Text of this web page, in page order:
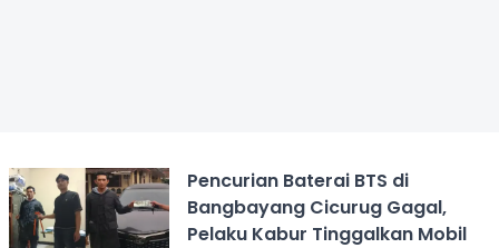
Pencurian Baterai BTS di
Bangbayang Cicurug Gagal,
Pelaku Kabur Tinggalkan Mobil